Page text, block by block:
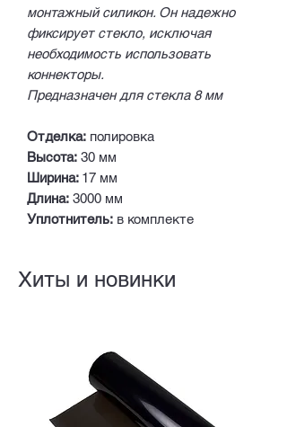
монтажный силикон. Он надежно
фиксирует стекло, исключая
необходимость использовать
коннекторы.
Предназначен для стекла 8 мм
Отделка: полировка
Высота: 30 мм
Ширина: 17 мм
Длина: 3000 мм
Уплотнитель: в комплекте
Хиты и новинки